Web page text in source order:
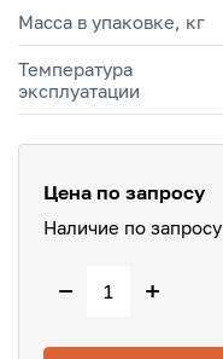
Масса в упаковке, кг
Температура
эксплуатации
Цена по запросу
Наличие по запросу
− +